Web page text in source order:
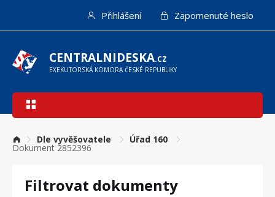
hlavnímu
obsahu
Přihlášení Zapomenuté heslo
CENTRALNIDESKA.CZ
EXEKUTORSKÁ KOMORA ČESKÉ REPUBLIKY
Hlavní
Dle vyvěšovatele Úřad 160
Dokument 2852396
Filtrovat dokumenty